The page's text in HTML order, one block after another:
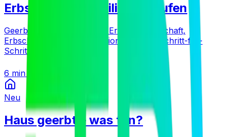
Erbschaftsimmobilie verkaufen
Geerbtes Haus verkaufen: Erbengemeinschaft,
Erbschaftssteuer, Spekulationsfrist und Schritt-für-
Schritt-Ablauf erklärt.
6 minLesezeit
Neu
Haus geerbt – was tun?